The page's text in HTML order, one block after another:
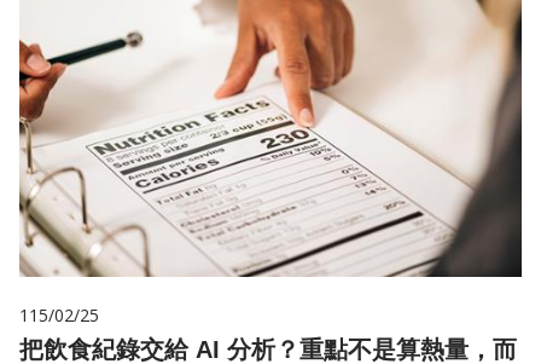
115/02/25
把飲食紀錄交給 AI 分析？重點不是算熱量，而